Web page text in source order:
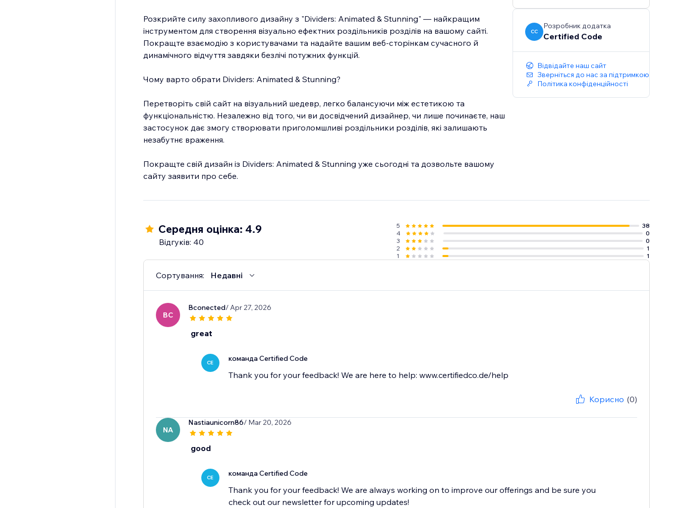
Розкрийте силу захопливого дизайну з "Dividers: Animated & Stunning" — найкращим
інструментом для створення візуально ефектних роздільників розділів на вашому сайті.
Покращте взаємодію з користувачами та надайте вашим веб-сторінкам сучасного й
динамічного відчуття завдяки безлічі потужних функцій.
Чому варто обрати Dividers: Animated & Stunning?
Перетворіть свій сайт на візуальний шедевр, легко балансуючи між естетикою та
функціональністю. Незалежно від того, чи ви досвідчений дизайнер, чи лише починаєте, наш
застосунок дає змогу створювати приголомшливі роздільники розділів, які залишають
незабутнє враження.
Покращте свій дизайн із Dividers: Animated & Stunning уже сьогодні та дозвольте вашому
сайту заявити про себе.
CC
Розробник додатка
Certified Code
Відвідайте наш сайт
Зверніться до нас за підтримкою
Політика конфіденційності
Середня оцінка: 4.9
Відгуків: 40
5
38
4
0
3
0
2
1
1
1
Сортування: Недавні
BC
Bconected/ Apr 27, 2026
great
CE команда Certified Code
Thank you for your feedback! We are here to help: www.certifiedco.de/help
Корисно (0)
NA
Nastiaunicorn86/ Mar 20, 2026
good
CE команда Certified Code
Thank you for your feedback! We are always working on to improve our offerings and be sure you
check out our newsletter for upcoming updates!